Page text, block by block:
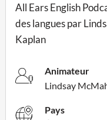
All Ears English
des langues par
Kaplan
Animateur
Lindsay
Pays